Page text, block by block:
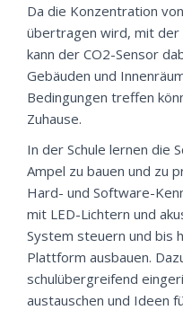
Da die Konzentration
übertragen wird, mit
kann der CO2-Sensor
Gebäuden und
Bedingungen treffen
Zuhause.
In der Schule lernen die
Ampel zu bauen und zu
Hard- und Software-
mit LED-Lichtern und
System steuern und bis
Plattform ausbauen.
schulübergreifend
austauschen und Ideen